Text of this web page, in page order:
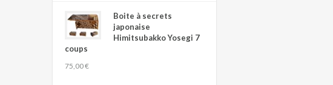
Boite à secrets
japonaise
Himitsubakko Yosegi 7
coups
75,00 €